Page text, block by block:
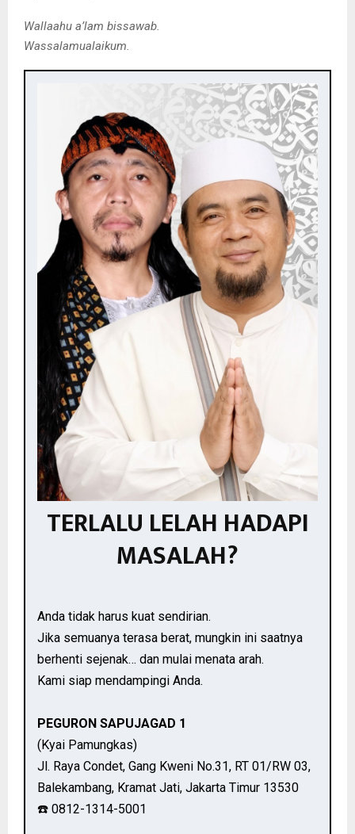
Wallaahu a’lam bissawab.
Wassalamualaikum.
TERLALU LELAH HADAPI
MASALAH?
Anda tidak harus kuat sendirian.
Jika semuanya terasa berat, mungkin ini saatnya
berhenti sejenak… dan mulai menata arah.
Kami siap mendampingi Anda.
PEGURON SAPUJAGAD 1
(Kyai Pamungkas)
Jl. Raya Condet, Gang Kweni No.31, RT 01/RW 03,
Balekambang, Kramat Jati, Jakarta Timur 13530
☎️ 0812-1314-5001